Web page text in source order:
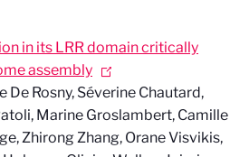
in its LRR domain critically
assembly
Rosny, Séverine Chautard,
Marine Groslambert, Camille
Zhirong Zhang, Orane Visvikis,